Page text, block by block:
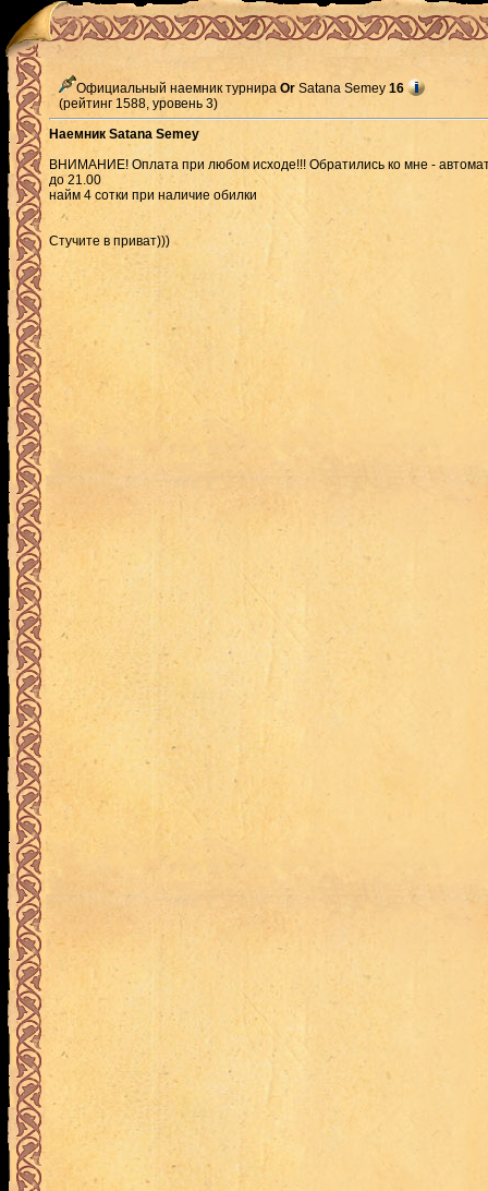
Официальный наемник турнира Or Satana Semey 16
(рейтинг 1588, уровень 3)
Наемник Satana Semey
ВНИМАНИЕ! Оплата при любом исходе!!! Обратились ко мне -
до 21.00
найм 4 сотки при наличие обилки
Стучите в приват)))